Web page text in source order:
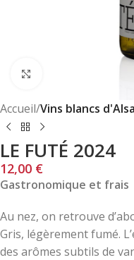
Accueil Vins blancs
LE FUTÉ 2024
12,00 €
Gastronomique et frais
Au nez, on retrouve
Gris, légèrement fumé.
des arômes subtils de